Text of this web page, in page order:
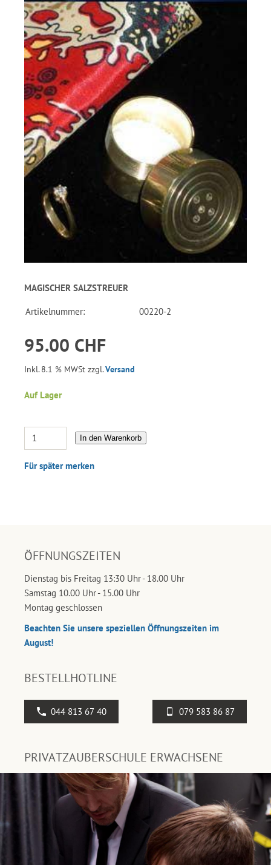
MAGISCHER SALZSTREUER
Artikelnummer: 00220-2
95.00 CHF
Inkl. 8.1 % MWSt zzgl.Versand
Auf Lager
In den Warenkorb
Für später merken
ÖFFNUNGSZEITEN
Dienstag bis Freitag 13:30 Uhr - 18.00 Uhr
Samstag 10.00 Uhr - 15.00 Uhr
Montag geschlossen
Beachten Sie unsere speziellen Öffnungszeiten im
August!
BESTELLHOTLINE
044 813 67 40 079 583 86 87
PRIVATZAUBERSCHULE ERWACHSENE